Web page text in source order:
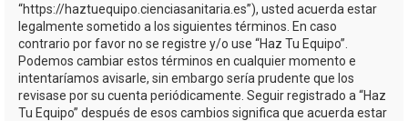
“https://haztuequipo.cienciasanitaria.es”), usted acuerda estar
legalmente sometido a los siguientes términos. En caso
contrario por favor no se registre y/o use “Haz Tu Equipo”.
Podemos cambiar estos términos en cualquier momento e
intentaríamos avisarle, sin embargo sería prudente que los
revisase por su cuenta periódicamente. Seguir registrado a “Haz
Tu Equipo” después de esos cambios significa que acuerda estar